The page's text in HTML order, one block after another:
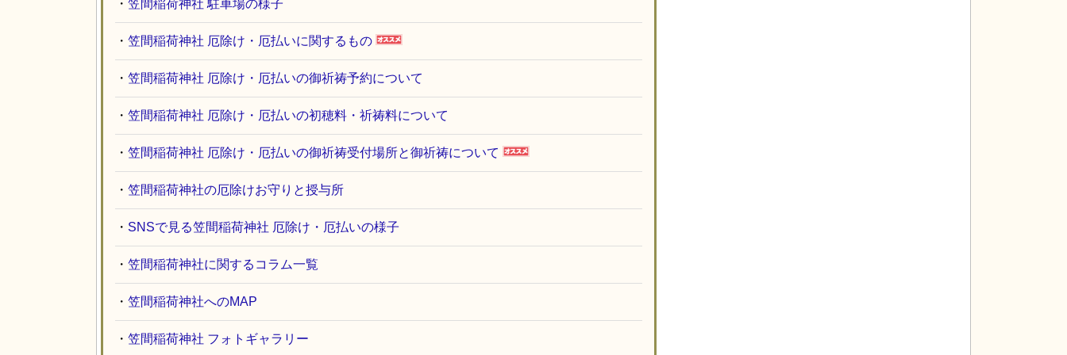
・ 笠間稲荷神社 駐車場の様子
・ 笠間稲荷神社 厄除け・厄払いに関するもの
・ 笠間稲荷神社 厄除け・厄払いの御祈祷予約について
・ 笠間稲荷神社 厄除け・厄払いの初穂料・祈祷料について
・ 笠間稲荷神社 厄除け・厄払いの御祈祷受付場所と御祈祷について
・ 笠間稲荷神社の厄除けお守りと授与所
・ SNSで見る笠間稲荷神社 厄除け・厄払いの様子
・ 笠間稲荷神社に関するコラム一覧
・ 笠間稲荷神社へのMAP
・ 笠間稲荷神社 フォトギャラリー